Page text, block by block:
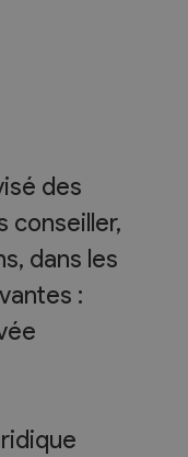
des
conseiller,
dans les
: